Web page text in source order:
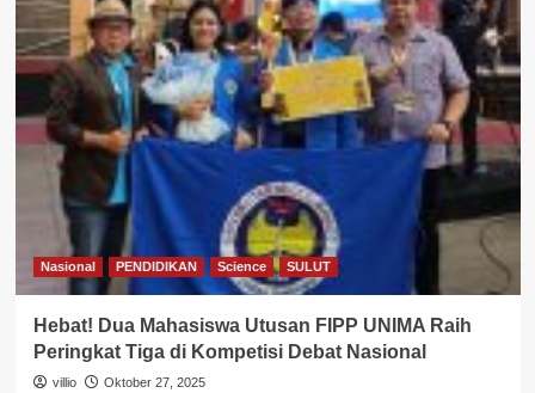
Nasional PENDIDIKAN Science SULUT
Hebat! Dua Mahasiswa Utusan FIPP UNIMA Raih
Peringkat Tiga di Kompetisi Debat Nasional
villio Oktober 27, 2025